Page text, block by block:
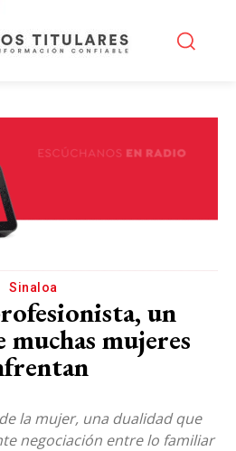
Sinaloa
un
muchas mujeres
la mujer, una dualidad que
negociación entre lo familiar